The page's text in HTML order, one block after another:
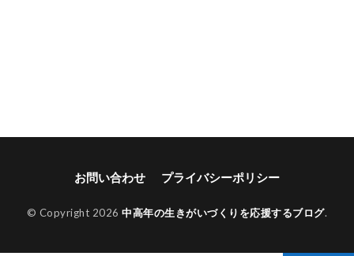
お問い合わせ プライバシーポリシー
© Copyright 2026中高年の生きがいづくりを応援するブログ.